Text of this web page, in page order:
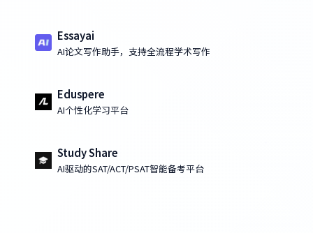
Essayai
AI论文写作助手，支持全流程学术写作
Eduspere
AI个性化学习平台
Study Share
AI驱动的SAT/ACT/PSAT智能备考平台